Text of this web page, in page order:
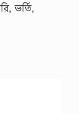
ভর্তি,